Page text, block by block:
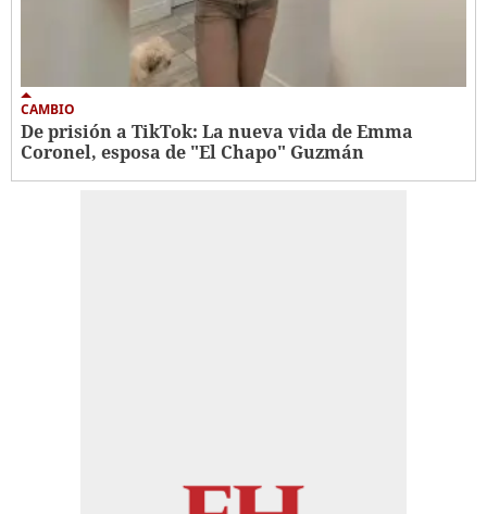
CAMBIO
De prisión a TikTok: La nueva vida de Emma
Coronel, esposa de "El Chapo" Guzmán